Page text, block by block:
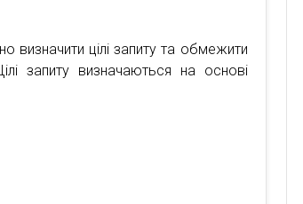
визначити цілі запиту та обмежити
запиту визначаються на основі